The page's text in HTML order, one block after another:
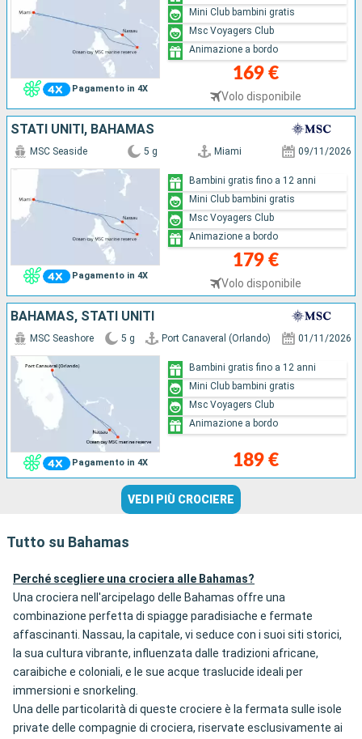
Pagamento in 4X
169 €
Volo disponibile
Mini Club bambini gratis
Msc Voyagers Club
Animazione a bordo
STATI UNITI, BAHAMAS
Pagamento in 4X
MSC Seaside 5 g Miami 09/11/2026
179 €
Volo disponibile
Bambini gratis fino a 12 anni
Mini Club bambini gratis
Msc Voyagers Club
Animazione a bordo
BAHAMAS, STATI UNITI
Pagamento in 4X
MSC Seashore 5 g Port Canaveral (Orlando) 01/11/2026
189 €
Bambini gratis fino a 12 anni
Mini Club bambini gratis
Msc Voyagers Club
Animazione a bordo
VEDI PIÙ CROCIERE
Tutto su Bahamas
Perché scegliere una crociera alle Bahamas?
Una crociera nell'arcipelago delle Bahamas offre una
combinazione perfetta di spiagge paradisiache e fermate
affascinanti. Nassau, la capitale, vi seduce con i suoi siti storici,
la sua cultura vibrante, influenzata dalle tradizioni africane,
caraibiche e coloniali, e le sue acque traslucide ideali per
immersioni e snorkeling.
Una delle particolarità di queste crociere è la fermata sulle isole
private delle compagnie di crociera, riservate esclusivamente ai